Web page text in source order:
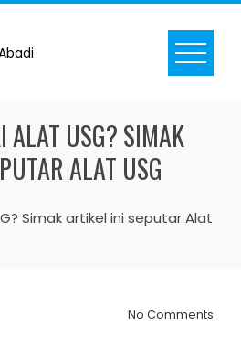
ALAT USG? SIMAK
ALAT USG
Simak artikel ini seputar Alat
No Comments